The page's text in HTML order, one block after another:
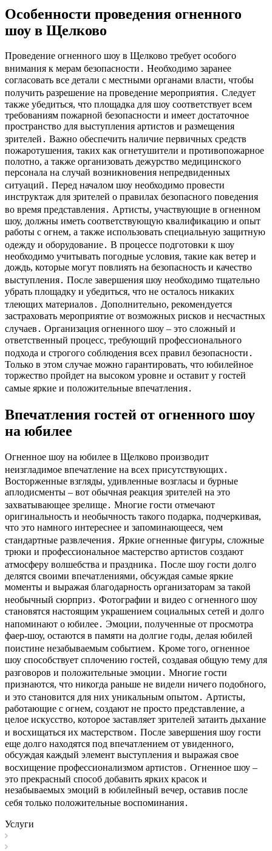
Особенности проведения огненного
шоу в Щелково
Проведение огненного шоу в Щелково требует особого
внимания к мерам безопасности․ Необходимо заранее
согласовать все детали с местными органами власти, чтобы
получить разрешение на проведение мероприятия․ Следует
также убедиться, что площадка для шоу соответствует всем
требованиям пожарной безопасности и имеет достаточное
пространство для выступления артистов и размещения
зрителей․ Важно обеспечить наличие первичных средств
пожаротушения, таких как огнетушители и противопожарное
полотно, а также организовать дежурство медицинского
персонала на случай возникновения непредвиденных
ситуаций․ Перед началом шоу необходимо провести
инструктаж для зрителей о правилах безопасного поведения
во время представления․ Артисты, участвующие в огненном
шоу, должны иметь соответствующую квалификацию и опыт
работы с огнем, а также использовать специальную защитную
одежду и оборудование․ В процессе подготовки к шоу
необходимо учитывать погодные условия, такие как ветер и
дождь, которые могут повлиять на безопасность и качество
выступления․ После завершения шоу необходимо тщательно
убрать площадку и убедиться, что не осталось никаких
тлеющих материалов․ Дополнительно, рекомендуется
застраховать мероприятие от возможных рисков и несчастных
случаев․ Организация огненного шоу – это сложный и
ответственный процесс, требующий профессионального
подхода и строгого соблюдения всех правил безопасности․
Только в этом случае можно гарантировать, что юбилейное
торжество пройдет на высоком уровне и оставит у гостей
самые яркие и положительные впечатления․
Впечатления гостей от огненного шоу
на юбилее
Огненное шоу на юбилее в Щелково производит
неизгладимое впечатление на всех присутствующих․
Восторженные взгляды, удивленные возгласы и бурные
аплодисменты – вот обычная реакция зрителей на это
захватывающее зрелище․ Многие гости отмечают
оригинальность и необычность такого подарка, подчеркивая,
что это намного интереснее и запоминающееся, чем
стандартные развлечения․ Яркие огненные фигуры, сложные
трюки и профессиональное мастерство артистов создают
атмосферу волшебства и праздника․ После шоу гости долго
делятся своими впечатлениями, обсуждая самые яркие
моменты и выражая благодарность организаторам за такой
необычный сюрприз․ Фотографии и видео с огненного шоу
становятся настоящим украшением социальных сетей и долго
напоминают о юбилее․ Эмоции, полученные от просмотра
фаер-шоу, остаются в памяти на долгие годы, делая юбилей
поистине незабываемым событием․ Кроме того, огненное
шоу способствует сплочению гостей, создавая общую тему для
разговоров и положительные эмоции․ Многие гости
признаются, что никогда раньше не видели ничего подобного,
и это становится для них уникальным опытом․ Артисты,
работающие с огнем, создают не просто представление, а
целое искусство, которое заставляет зрителей затаить дыхание
и восхищаться их мастерством․ После завершения шоу гости
еще долго находятся под впечатлением от увиденного,
обсуждая каждый элемент выступления и выражая свое
восхищение профессионализмом артистов․ Огненное шоу –
это прекрасный способ добавить ярких красок и
незабываемых эмоций в юбилейный вечер, оставив после
себя только положительные воспоминания․
Услуги